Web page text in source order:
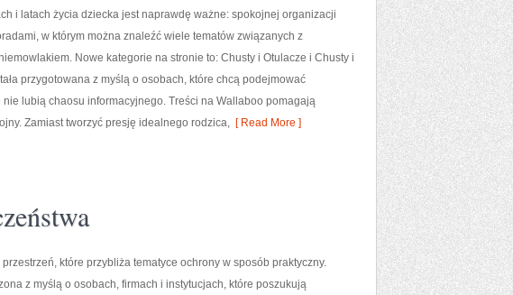
i latach życia dziecka jest naprawdę ważne: spokojnej organizacji
w którym można znaleźć wiele tematów związanych z
Nowe kategorie na stronie to: Chusty i Otulacze i Chusty i
przygotowana z myślą o osobach, które chcą podejmować
lubią chaosu informacyjnego. Treści na Wallaboo pomagają
Zamiast tworzyć presję idealnego rodzica, [ Read More ]
które przybliża tematyce ochrony w sposób praktyczny.
z myślą o osobach, firmach i instytucjach, które poszukują